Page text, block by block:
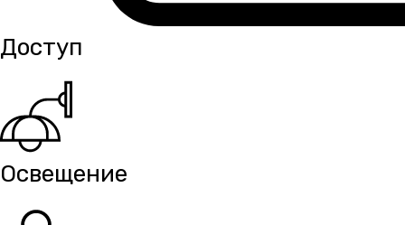
Доступ
Освещение